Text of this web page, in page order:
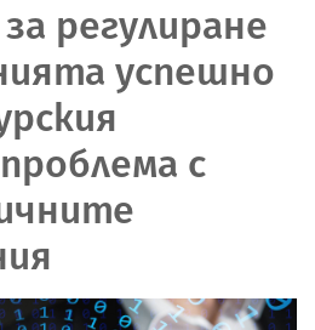
регулиране
успешно
с